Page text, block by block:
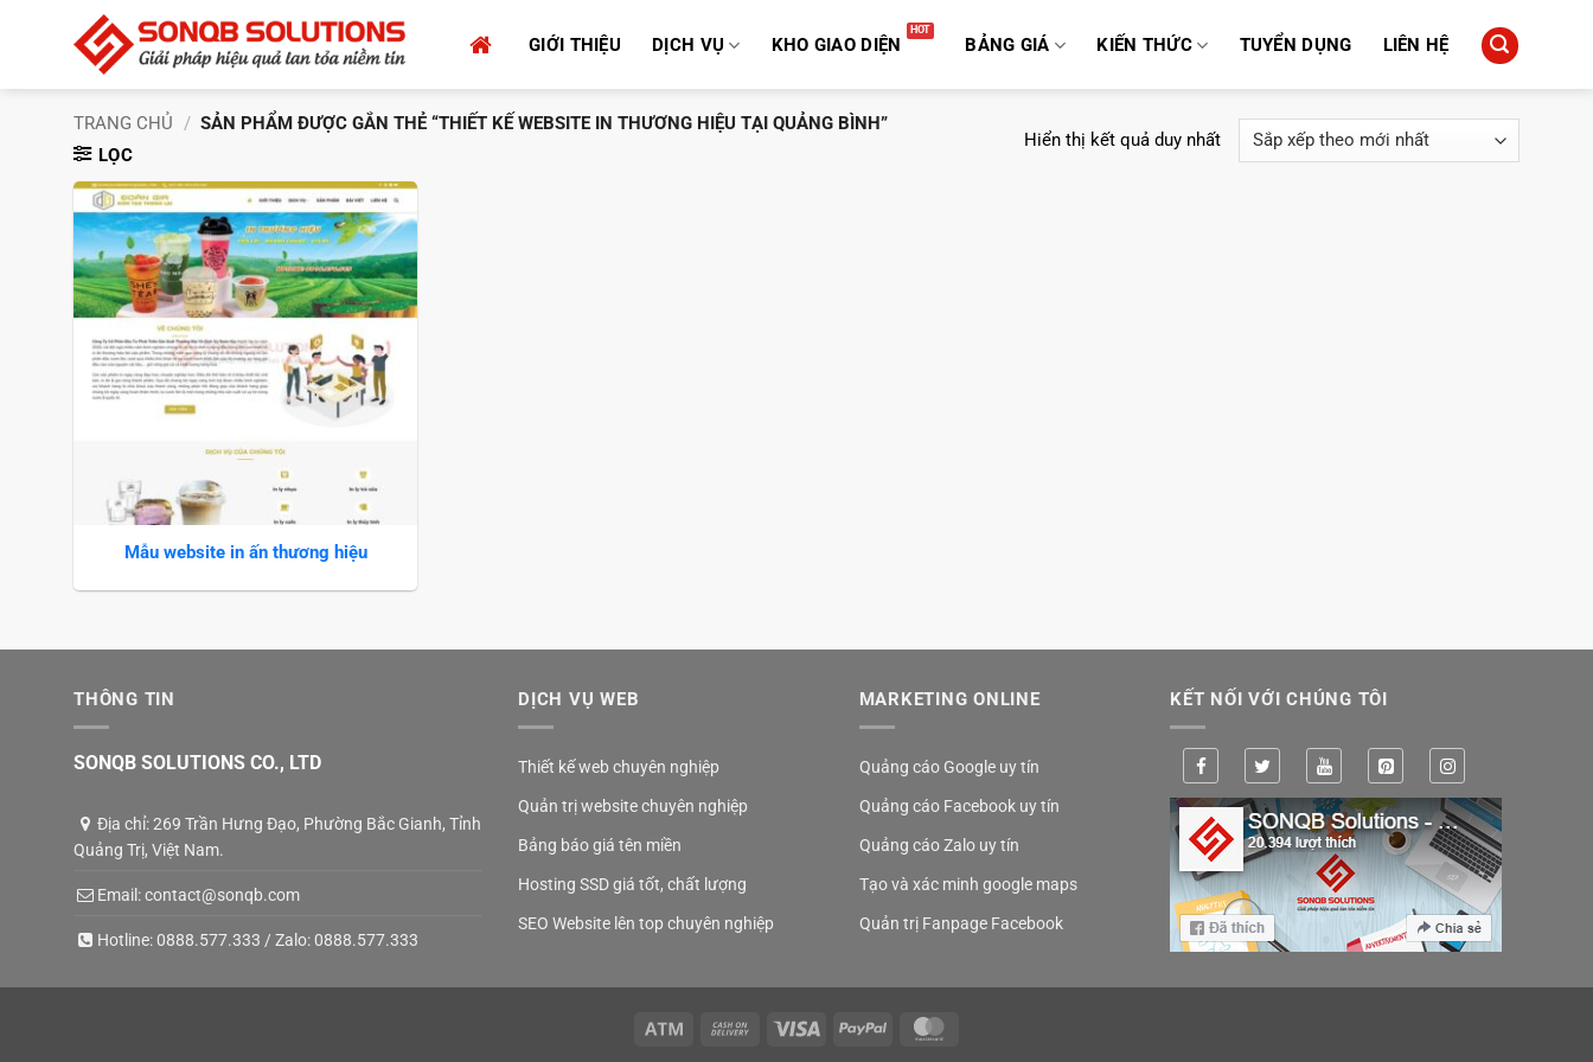
GIỚI THIỆU DỊCH VỤ KHO GIAO DIỆN BẢNG GIÁ KIẾN THỨC TUYỂN DỤNG LIÊN HỆ
TRANG CHỦ / SẢN PHẨM ĐƯỢC GẮN THẺ “THIẾT KẾ WEBSITE IN THƯƠNG HIỆU TẠI QUẢNG BÌNH”
LỌC
Hiển thị kết quả duy nhất
Mẫu website in ấn thương hiệu
THÔNG TIN
SONQB SOLUTIONS CO., LTD
Địa chỉ: 269 Trần Hưng Đạo, Phường Bắc Gianh, Tỉnh
Quảng Trị, Việt Nam.
Email:contact@sonqb.com
Hotline:0888.577.333 / Zalo:0888.577.333
DỊCH VỤ WEB
Thiết kế web chuyên nghiệp
Quản trị website chuyên nghiệp
Bảng báo giá tên miền
Hosting SSD giá tốt, chất lượng
SEO Website lên top chuyên nghiệp
MARKETING ONLINE
Quảng cáo Google uy tín
Quảng cáo Facebook uy tín
Quảng cáo Zalo uy tín
Tạo và xác minh google maps
Quản trị Fanpage Facebook
KẾT NỐI VỚI CHÚNG TÔI
Atm
Cash
Visa PayPal